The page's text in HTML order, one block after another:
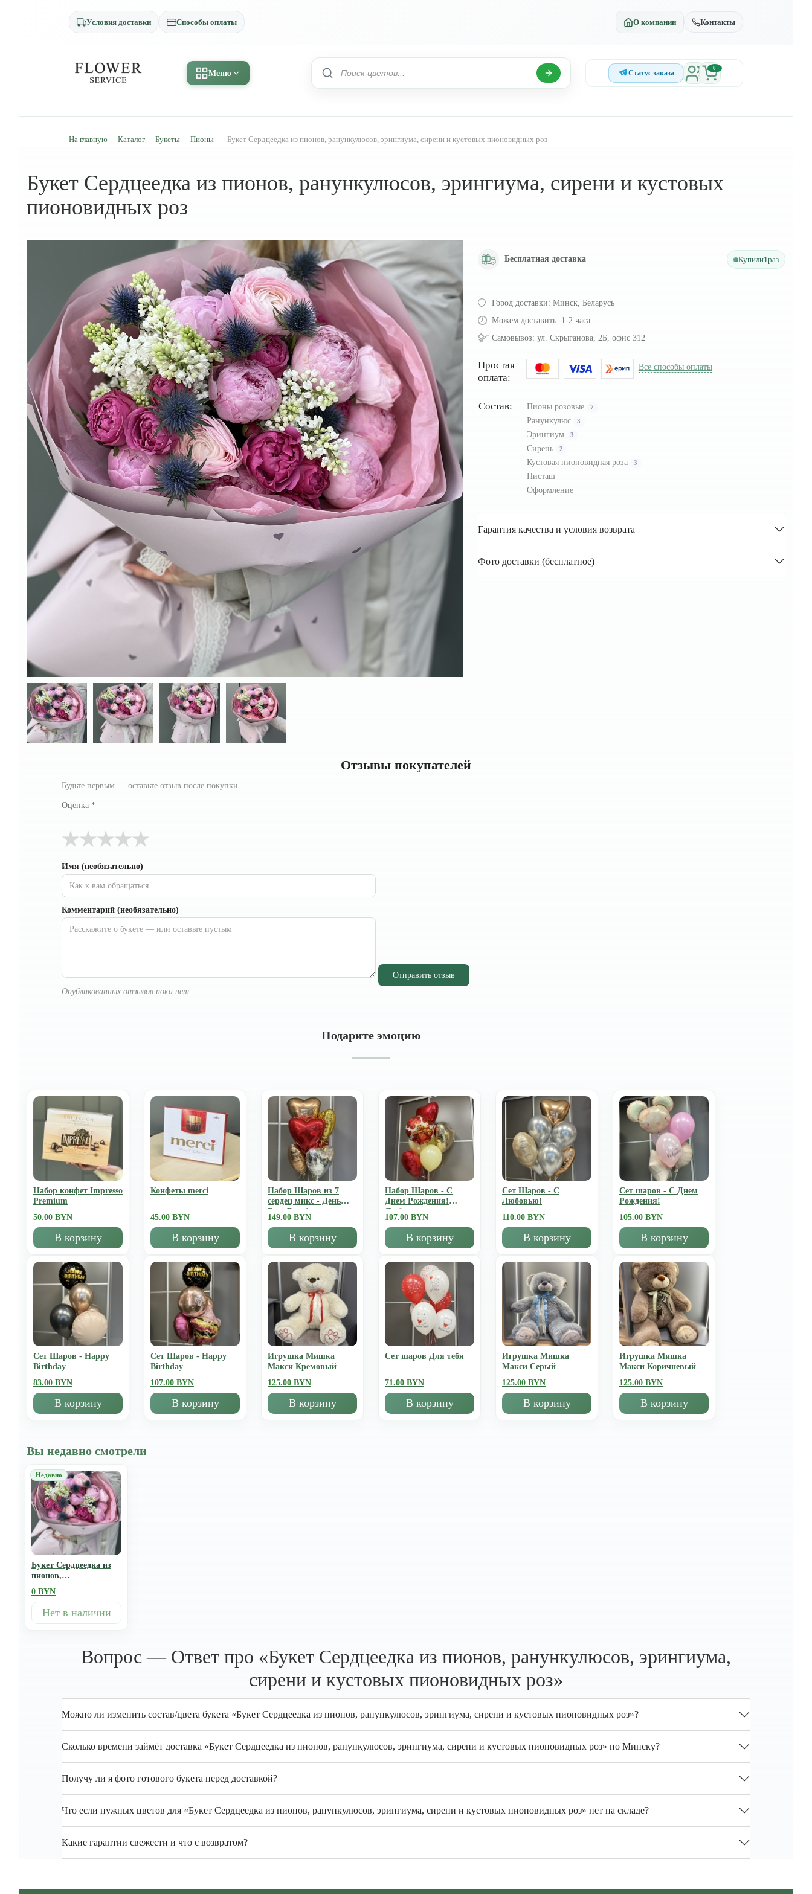
Условия доставки Способы оплаты О компании Контакты
Меню Статус заказа
0
На главную - Каталог - Букеты - Пионы - Букет Сердцеедка из пионов, ранункулюсов, эрингиума, сирени и кустовых пионовидных роз
Букет Сердцеедка из пионов, ранункулюсов, эрингиума, сирени и кустовых
пионовидных роз
Бесплатная доставка Купили1раз
Город доставки: Минск, Беларусь
Можем доставить: 1-2 часа
Самовывоз: ул. Скрыганова, 2Б, офис 312
Простая
оплата:
Все способы оплаты
Состав: Пионы розовые 7
Ранункулюс 3
Эрингиум 3
Сирень 2
Кустовая пионовидная роза 3
Писташ
Оформление
Гарантия качества и условия возврата
Фото доставки (бесплатное)
Отзывы покупателей
Будьте первым — оставьте отзыв после покупки.
Оценка *
★
★
★
★
★
Имя (необязательно)
Комментарий (необязательно)
Отправить отзыв
Опубликованных отзывов пока нет.
Подарите эмоцию
Набор конфет Impresso
Premium
50.00 BYN
В корзину
Конфеты merci
45.00 BYN
В корзину
Набор Шаров из 7
сердец микс - День
Всех Влюбленных
149.00 BYN
В корзину
Набор Шаров - С
Днем Рождения!
Люблю
107.00 BYN
В корзину
Сет Шаров - С
Любовью!
110.00 BYN
В корзину
Сет шаров - С Днем
Рождения!
105.00 BYN
В корзину
Сет Шаров - Happy
Birthday
83.00 BYN
В корзину
Сет Шаров - Happy
Birthday
107.00 BYN
В корзину
Игрушка Мишка
Mакси Кремовый
125.00 BYN
В корзину
Сет шаров Для тебя
71.00 BYN
В корзину
Игрушка Мишка
Mакси Серый
125.00 BYN
В корзину
Игрушка Мишка
Mакси Коричневый
125.00 BYN
В корзину
Вы недавно смотрели
Букет Сердцеедка из
пионов,
эрингиума, сирени и
кустовых
пионовидных роз
0 BYN
Нет в наличии
Вопрос — Ответ про «Букет Сердцеедка из пионов, ранункулюсов, эрингиума,
сирени и кустовых пионовидных роз»
Можно ли изменить состав/цвета букета «Букет Сердцеедка из пионов, ранункулюсов, эрингиума, сирени и кустовых пионовидных роз»?
Сколько времени займёт доставка «Букет Сердцеедка из пионов, ранункулюсов, эрингиума, сирени и кустовых пионовидных роз» по Минску?
Получу ли я фото готового букета перед доставкой?
Что если нужных цветов для «Букет Сердцеедка из пионов, ранункулюсов, эрингиума, сирени и кустовых пионовидных роз» нет на складе?
Какие гарантии свежести и что с возвратом?